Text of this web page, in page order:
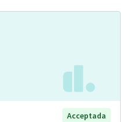
Acceptada